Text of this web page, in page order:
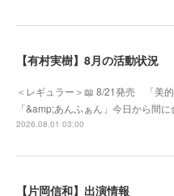
【有村実樹】8月の活動状況
＜レギュラー＞📖 8/21発売 「美
「&amp;あんふぁん」今日から間
2026.08.01 03:00
【片岡信和】出演情報